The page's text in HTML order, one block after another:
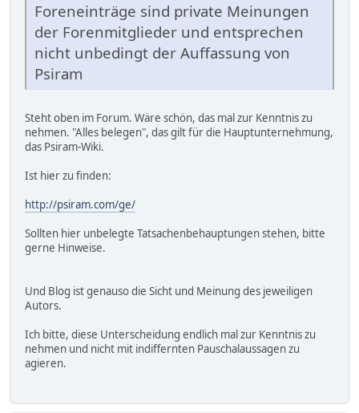
Foreneinträge sind private Meinungen
der Forenmitglieder und entsprechen
nicht unbedingt der Auffassung von
Psiram
Steht oben im Forum. Wäre schön, das mal zur Kenntnis zu
nehmen. "Alles belegen", das gilt für die Hauptunternehmung,
das Psiram-Wiki.
Ist hier zu finden:
http://psiram.com/ge/
Sollten hier unbelegte Tatsachenbehauptungen stehen, bitte
gerne Hinweise.
Und Blog ist genauso die Sicht und Meinung des jeweiligen
Autors.
Ich bitte, diese Unterscheidung endlich mal zur Kenntnis zu
nehmen und nicht mit indiffernten Pauschalaussagen zu
agieren.